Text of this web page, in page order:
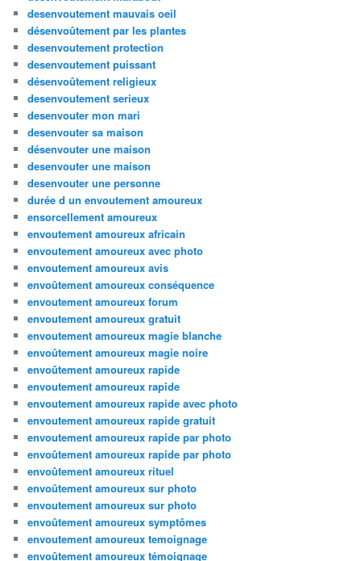
desenvoutement mauvais oeil
désenvoûtement par les plantes
desenvoutement protection
desenvoutement puissant
désenvoûtement religieux
desenvoutement serieux
desenvouter mon mari
desenvouter sa maison
désenvouter une maison
desenvouter une maison
desenvouter une personne
durée d un envoutement amoureux
ensorcellement amoureux
envoutement amoureux africain
envoutement amoureux avec photo
envoutement amoureux avis
envoûtement amoureux conséquence
envoutement amoureux forum
envoutement amoureux gratuit
envoutement amoureux magie blanche
envoûtement amoureux magie noire
envoûtement amoureux rapide
envoutement amoureux rapide
envoutement amoureux rapide avec photo
envoutement amoureux rapide gratuit
envoutement amoureux rapide par photo
envoûtement amoureux rapide par photo
envoûtement amoureux rituel
envoûtement amoureux sur photo
envoutement amoureux sur photo
envoûtement amoureux symptômes
envoutement amoureux temoignage
envoûtement amoureux témoignage